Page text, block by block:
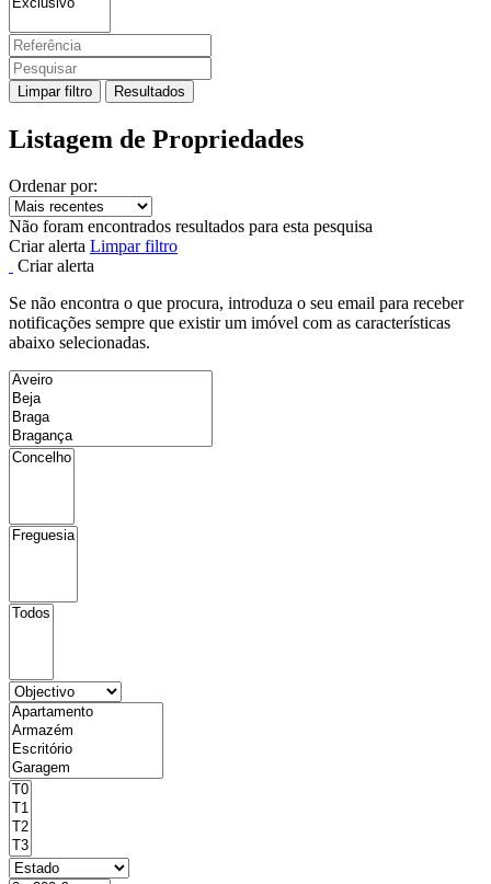
Limpar filtro Resultados
Listagem de Propriedades
Ordenar por:
Não foram encontrados resultados para esta pesquisa
Criar alerta Limpar filtro
Criar alerta
Se não encontra o que procura, introduza o seu email para receber
notificações sempre que existir um imóvel com as características
abaixo selecionadas.